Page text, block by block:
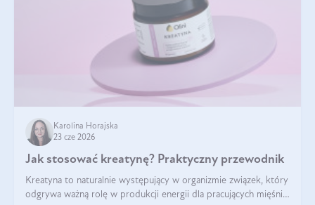
Karolina Horajska
23 cze 2026
Jak stosować kreatynę? Praktyczny przewodnik
Kreatyna to naturalnie występujący w organizmie związek, który
odgrywa ważną rolę w produkcji energii dla pracujących mięśni.